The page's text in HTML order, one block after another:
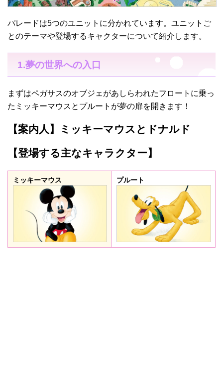
パレードは5つのユニットに分かれています。ユニットご
とのテーマや登場するキャクターについて紹介します。
1.夢の世界への入口
まずはペガサスのオブジェがあしらわれたフロートに乗っ
たミッキーマウスとプルートが夢の扉を開きます！
【案内人】ミッキーマウスとドナルド
【登場する主なキャラクター】
ミッキーマウス プルート